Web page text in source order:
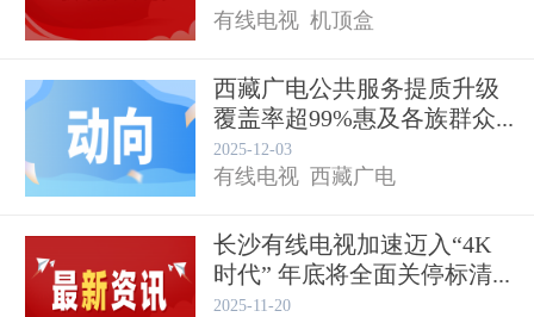
有线电视 机顶盒
西藏广电公共服务提质升级
覆盖率超99%惠及各族群众...
2025-12-03
有线电视 西藏广电
长沙有线电视加速迈入“4K
时代” 年底将全面关停标清...
2025-11-20